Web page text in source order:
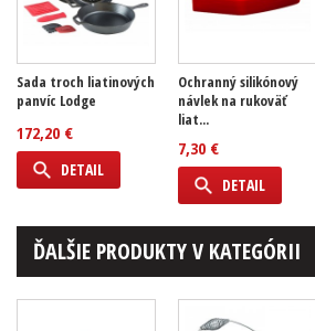
Sada troch liatinových
panvíc Lodge
172,20 €
DETAIL
Ochranný silikónový
návlek na rukoväť
liat...
7,30 €
DETAIL
ĎALŠIE PRODUKTY V KATEGÓRII